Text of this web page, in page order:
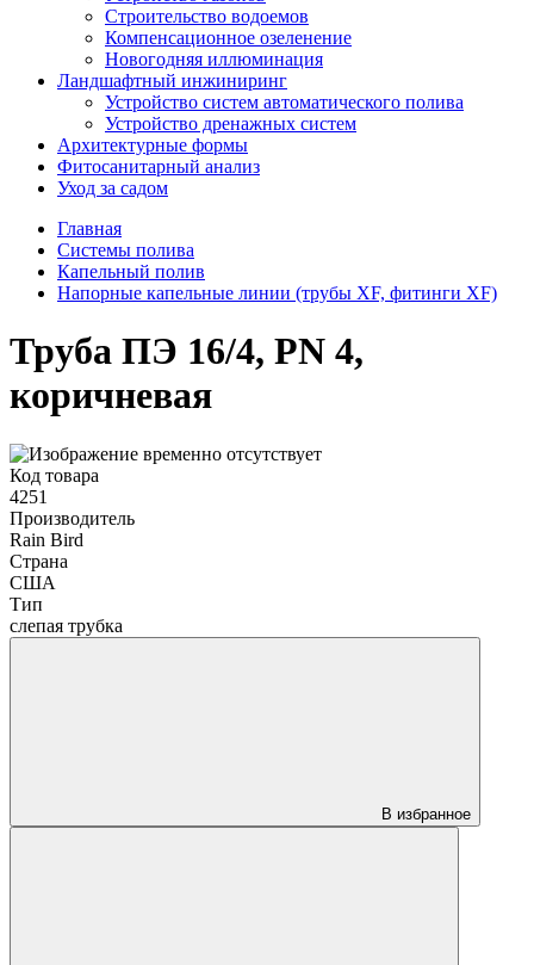
Строительство водоемов
Компенсационное озеленение
Новогодняя иллюминация
Ландшафтный инжиниринг
Устройство систем автоматического полива
Устройство дренажных систем
Aрхитектурные формы
Фитосанитарный анализ
Уход за садом
Главная
Системы полива
Капельный полив
Напорные капельные линии (трубы XF, фитинги XF)
Труба ПЭ 16/4, PN 4,
коричневая
Код товара
4251
Производитель
Rain Bird
Страна
США
Тип
слепая трубка
В избранное